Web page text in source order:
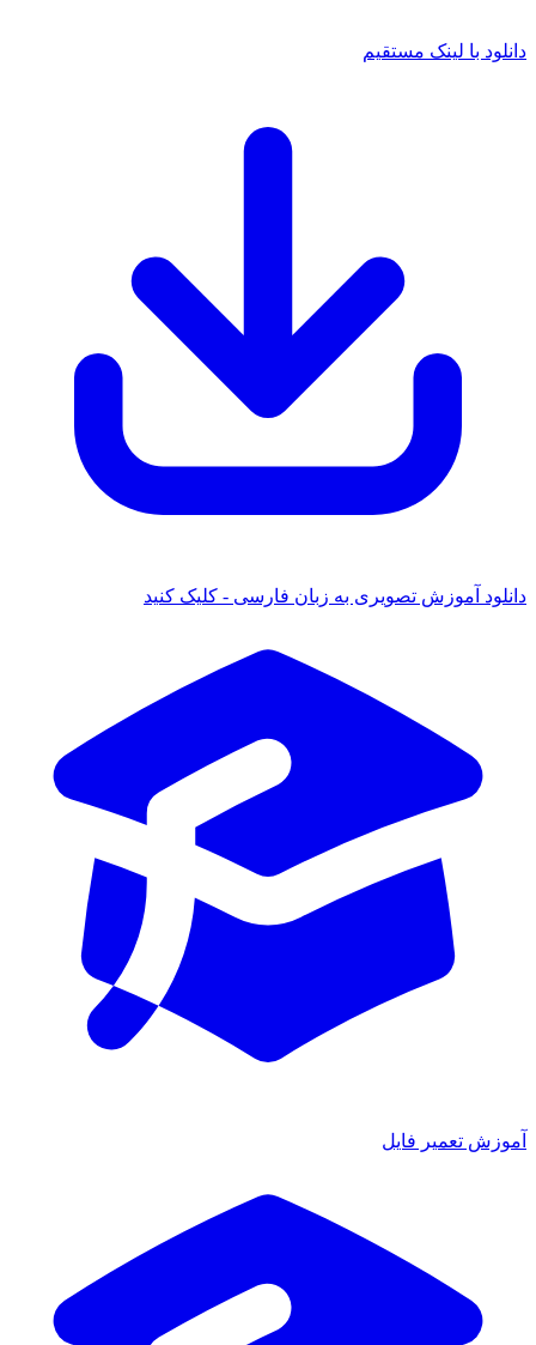
دانلود با لینک مستقیم
دانلود آموزش تصویری به زبان فارسی - کلیک کنید
آموزش تعمیر فایل